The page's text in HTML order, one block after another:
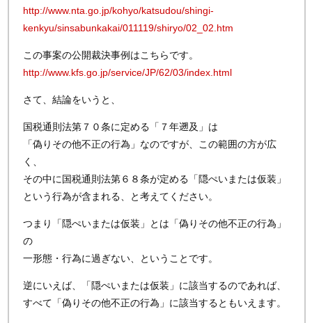
http://www.nta.go.jp/kohyo/katsudou/shingi-
kenkyu/sinsabunkakai/011119/shiryo/02_02.htm
この事案の公開裁決事例はこちらです。
http://www.kfs.go.jp/service/JP/62/03/index.html
さて、結論をいうと、
国税通則法第７０条に定める「７年遡及」は
「偽りその他不正の行為」なのですが、この範囲の方が広
く、
その中に国税通則法第６８条が定める「隠ぺいまたは仮装」
という行為が含まれる、と考えてください。
つまり「隠ぺいまたは仮装」とは「偽りその他不正の行為」
の
一形態・行為に過ぎない、ということです。
逆にいえば、「隠ぺいまたは仮装」に該当するのであれば、
すべて「偽りその他不正の行為」に該当するともいえます。